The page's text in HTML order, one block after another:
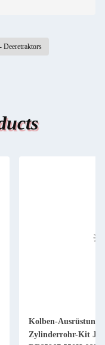
Deeretraktors
Kolben-Ausrüstung
Zylinderrohr-Kit JDs